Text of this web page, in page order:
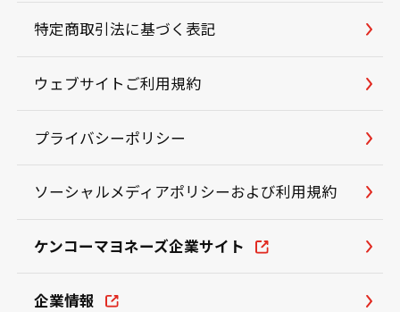
特定商取引法に基づく表記
ウェブサイトご利用規約
プライバシーポリシー
ソーシャルメディアポリシーおよび利用規約
ケンコーマヨネーズ企業サイト
企業情報